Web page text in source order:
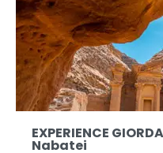
EXPERIENCE
Nabatei